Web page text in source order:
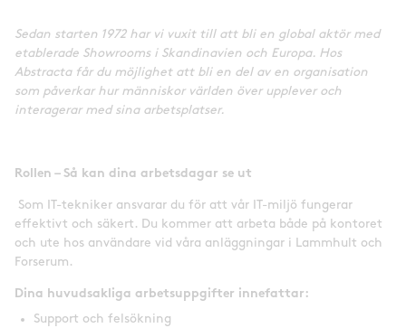
Sedan starten 1972 har vi vuxit till att bli en global aktör med
etablerade Showrooms i Skandinavien och Europa. Hos
Abstracta får du möjlighet att bli en del av en organisation
som påverkar hur människor världen över upplever och
interagerar med sina arbetsplatser.
Rollen – Så kan dina arbetsdagar se ut
Som IT-tekniker ansvarar du för att vår IT-miljö fungerar
effektivt och säkert. Du kommer att arbeta både på kontoret
och ute hos användare vid våra anläggningar i Lammhult och
Forserum.
Dina huvudsakliga arbetsuppgifter innefattar:
Support och felsökning